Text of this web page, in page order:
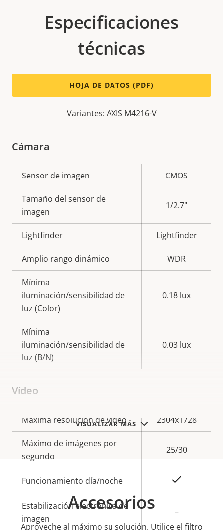
VISUALIZAR MÁS
Especificaciones
técnicas
HOJA DE DATOS (PDF)
Variantes: AXIS M4216-V
Cámara
Descripción
de
propiedad
la
propiedad
Sensor de imagen CMOS
Tamaño del sensor de
imagen
1/2.7"
Lightfinder Lightfinder
Amplio rango dinámico WDR
Mínima
iluminación/sensibilidad de
luz (Color)
0.18 lux
Mínima
iluminación/sensibilidad de
luz (B/N)
0.03 lux
Vídeo
Descripción
de
propiedad
Valor de
la
propiedad
Máxima resolución de vídeo 2304x1728
Máximo de imágenes por
segundo
25/30
Funcionamiento día/noche
Estabilización electrónica de
imagen
–
Accesorios
Aproveche al máximo su solución. Utilice el filtro